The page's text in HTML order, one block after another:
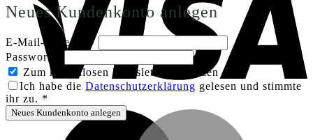
Neues Kundenkonto anlegen
E-Mail-Adresse *Erforderlich
Passwort
Zum kostenlosen Newsletter anmelden
Ich habe die Datenschutzerklärung gelesen und stimmte
ihr zu. *
Neues Kundenkonto anlegen